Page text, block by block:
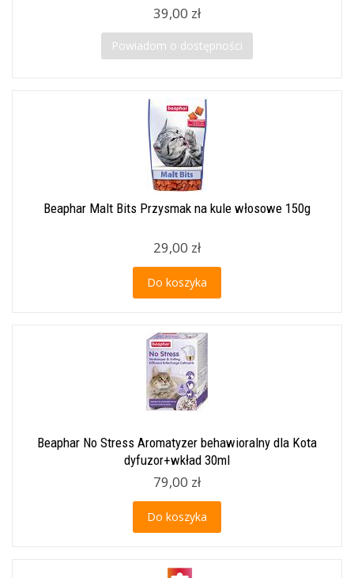
39,00 zł
Powiadom o dostępności
Beaphar Malt Bits Przysmak na kule włosowe 150g
29,00 zł
Do koszyka
Beaphar No Stress Aromatyzer behawioralny dla Kota
dyfuzor+wkład 30ml
79,00 zł
Do koszyka